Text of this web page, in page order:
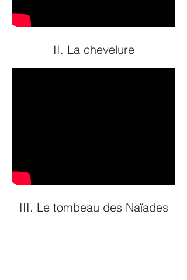
II. La chevelure
III. Le tombeau des Naïades